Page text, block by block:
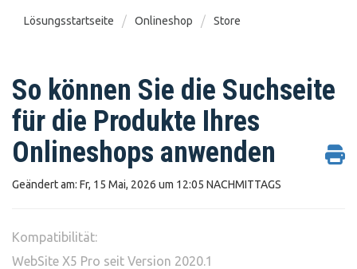
Lösungsstartseite Onlineshop Store
So können Sie die Suchseite
für die Produkte Ihres
Onlineshops anwenden
Geändert am: Fr, 15 Mai, 2026 um 12:05 NACHMITTAGS
Kompatibilität:
WebSite X5 Pro seit Version 2020.1